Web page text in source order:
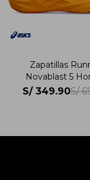
Zapatillas
Novablast 5
S/ 349.90S/